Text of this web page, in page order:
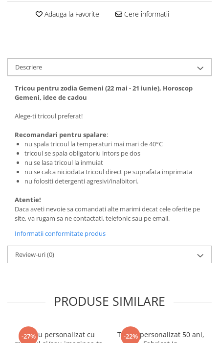
Tricouri biciclisti downhill
Tricouri fitness/sala de forta
Tricouri yoga
Adauga la Favorite Cere informatii
Descriere
Tricou pentru zodia Gemeni (22 mai - 21 iunie), Horoscop
Gemeni, idee de cadou
Alege-ti tricoul preferat!
Recomandari pentru spalare:
nu spala tricoul la temperaturi mai mari de 40°C
tricoul se spala obligatoriu intors pe dos
nu se lasa tricoul la inmuiat
nu se calca niciodata tricoul direct pe suprafata imprimata
nu folositi detergenti agresivi/inalbitori.
Atentie!
Daca aveti nevoie sa comandati alte marimi decat cele oferite pe
site, va rugam sa ne contactati, telefonic sau pe email.
Informatii conformitate produs
Review-uri(0)
PRODUSE SIMILARE
-27%
Tricou personalizat cu
-22%
Tricou personalizat 50 ani,